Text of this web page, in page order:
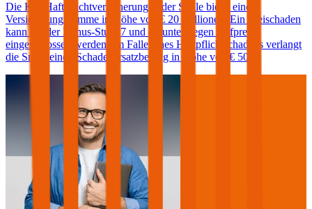
Die Kfz-Haftpflichtversicherungen der Smile bietet eine
Versicherungssumme in Höhe von € 20 Millionen. Ein Freischaden
kann bei der Bonus-Stufe 7 und darunter gegen Aufpreis
eingeschlossen werden. Im Falle eines Haftpflichtschadens verlangt
die Smile einen Schadenersatzbeitrag in Höhe von € 500.